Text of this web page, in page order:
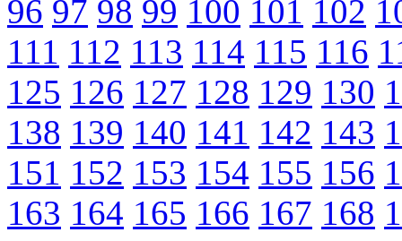
96 97 98 99 100 101 102
111 112 113 114 115 116
125 126 127 128 129 130
138 139 140 141 142 143
151 152 153 154 155 156
163 164 165 166 167 168